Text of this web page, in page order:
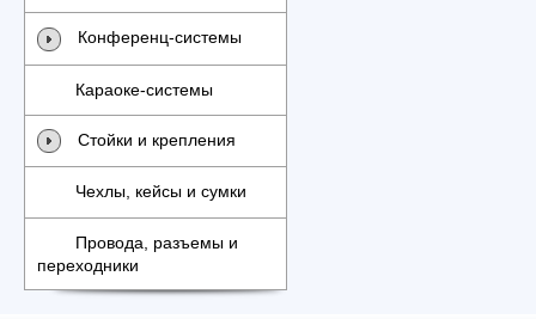
Конференц-системы
Караоке-системы
Стойки и крепления
Чехлы, кейсы и сумки
Провода, разъемы и
переходники